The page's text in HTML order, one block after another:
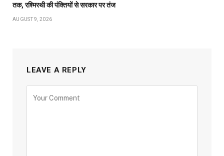
तक, रश्मिरथी की पंक्तियों से सरकार पर तंज
AUGUST 9, 2026
LEAVE A REPLY